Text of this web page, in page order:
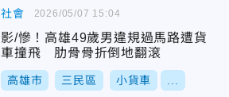
社會
影/慘！高雄49歲男違規過馬路遭貨
車撞飛 肋骨骨折倒地翻滾
高雄市 三民區 小貨車
2026/05/07 15:04